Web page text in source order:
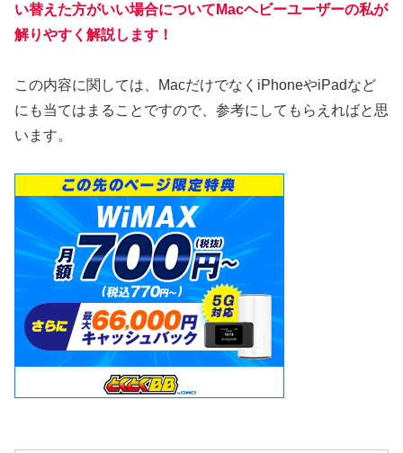
い替えた方がいい場合についてMacヘビーユーザーの私が
解りやすく解説します！
この内容に関しては、MacだけでなくiPhoneやiPadなど
にも当てはまることですので、参考にしてもらえればと思
います。